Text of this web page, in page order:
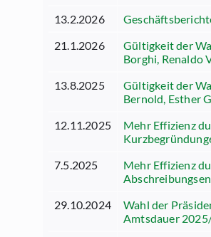
13.2.2026
21.1.2026
Gültigkeit der
Borghi, Renaldo
13.8.2025
Gültigkeit der
Bernold, Esther
12.11.2025
Mehr Effizienz
7.5.2025
Mehr Effizienz
29.10.2024
Wahl der
Amtsdauer